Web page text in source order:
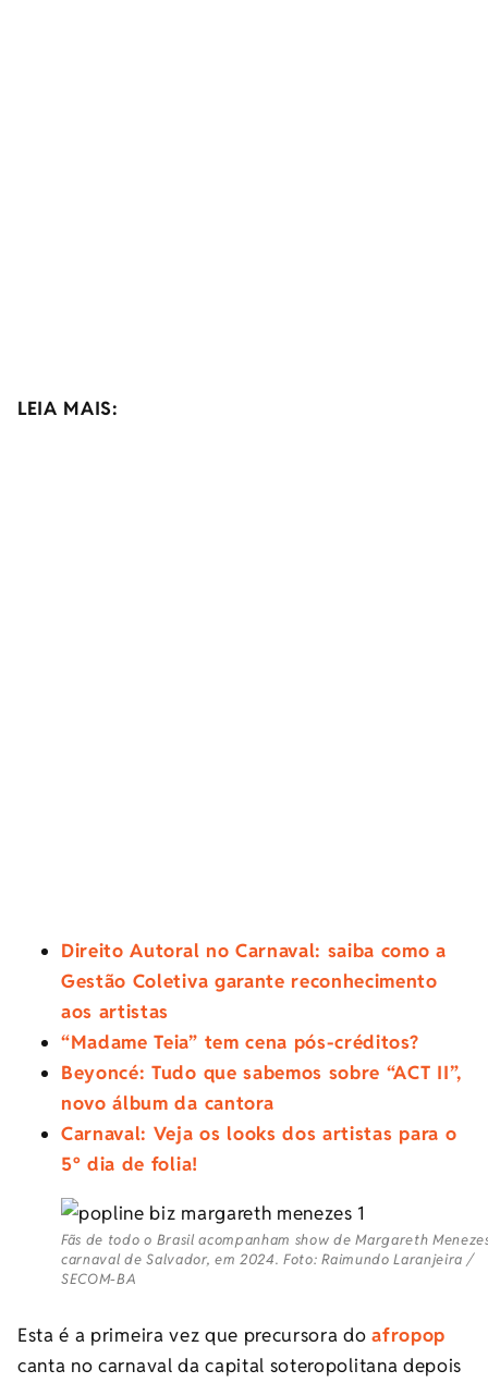
LEIA MAIS:
Direito Autoral no Carnaval: saiba como a
Gestão Coletiva garante reconhecimento
aos artistas
“Madame Teia” tem cena pós-créditos?
Beyoncé: Tudo que sabemos sobre “ACT II”,
novo álbum da cantora
Carnaval: Veja os looks dos artistas para o
5º dia de folia!
Fãs de todo o Brasil acompanham show de Margareth
carnaval de Salvador, em 2024. Foto: Raimundo Laranjeira /
SECOM-BA
Esta é a primeira vez que precursora doafropop
canta no carnaval da capital soteropolitana depois